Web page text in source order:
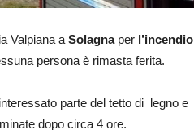
Valpiana a Solagnaper l’incendio
persona è rimasta ferita.
parte del tetto di legno e
dopo circa 4 ore.